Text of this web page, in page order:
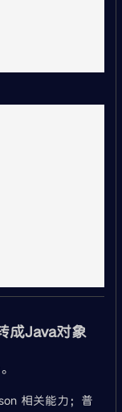
成Java对象
相关能力；普